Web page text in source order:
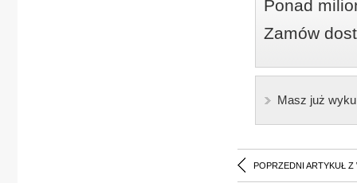
Ponad
Zamów
Masz już
POPRZEDNI ARTYKUŁ Z